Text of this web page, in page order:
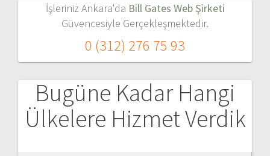
İşleriniz Ankara'da Bill Gates Web Şirketi
Güvencesiyle Gerçekleşmektedir.
0 (312) 276 75 93
Bugüne Kadar Hangi
Ülkelere Hizmet Verdik